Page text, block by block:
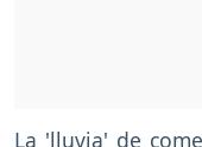
La 'lluvia' de